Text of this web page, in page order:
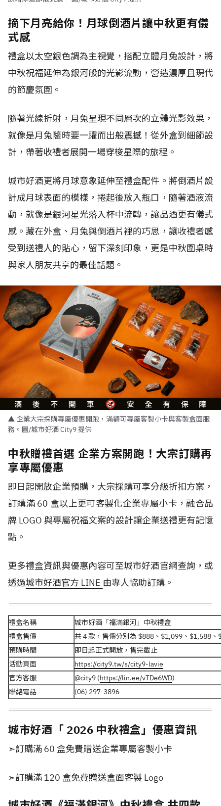
摘下月亮給你！月球倒酒片讓中秋更有儀
式感
禮盒以太空銀色調為主視覺，搭配立體月兔設計，將
中秋祝福延伸為銀河般的光影流動，營造濃厚且現代
的節慶氛圍。
隨著光線折射，月兔呈現不同層次的立體光影效果，
就像是月兔隨時要一躍而出般震撼！從外盒到細節設
計，帶著收禮者展開一場穿梭星際的旅程。
城市好酒更將月球意象延伸至禮盒配件。將倒酒片設
計成月球表面的模樣，捲起後放入瓶口，隨著酒液流
動，就像是銀河星光落入杯中流轉，讓品酒更有儀式
感。藏在外盒、月兔與倒酒片裡的巧思，讓收禮者感
受到送禮人的貼心，留下深刻印象，更是中秋圍桌時
與家人朋友共享的最佳話題。
▲ 企業大宗採購專屬優惠開跑，滿額可專屬客製小卡與客製盒面服
務。圖/城市好酒 City9 提供
中秋贈禮首選 企業方案開跑！大宗訂購再
享專屬優惠
即日起開放企業預購，大宗採購可享分級折扣方案，
訂購滿 60 盒以上更可客製化企業專屬小卡，融合品
牌 LOGO 與專屬祝福文案的設計讓企業送禮更有記憶
點。
更多禮盒資訊與優惠內容可至城市好酒官網查詢，或
透過城市好酒官方 LINE 由專人協助訂購。
禮盒名稱
城市好酒「福滿銀河」中秋禮盒
禮盒售價
共 4 款，售價分別為 $888、$1,099、$1,588、
預購時間
即日起正式開放，售完截止
活動頁面
https://city9.tw/s/city9-lavie
官方客服
@city9 (https://lin.ee/vTDe6WD)
聯絡電話
(06) 297-3896
城市好酒「 2026 中秋禮盒」優惠資訊
➣訂購滿 60 盒免費贈送企業專屬客製小卡
➣訂購滿 120 盒免費贈送盒面客製 Logo